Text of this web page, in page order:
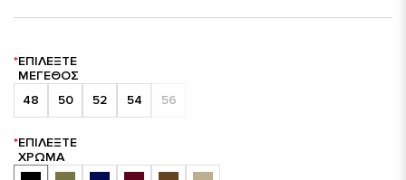
ΕΠΙΛΈΞΤΕ
ΜΈΓΕΘΟΣ
48
50 52 54 56
ΕΠΙΛΈΞΤΕ
ΧΡΏΜΑ